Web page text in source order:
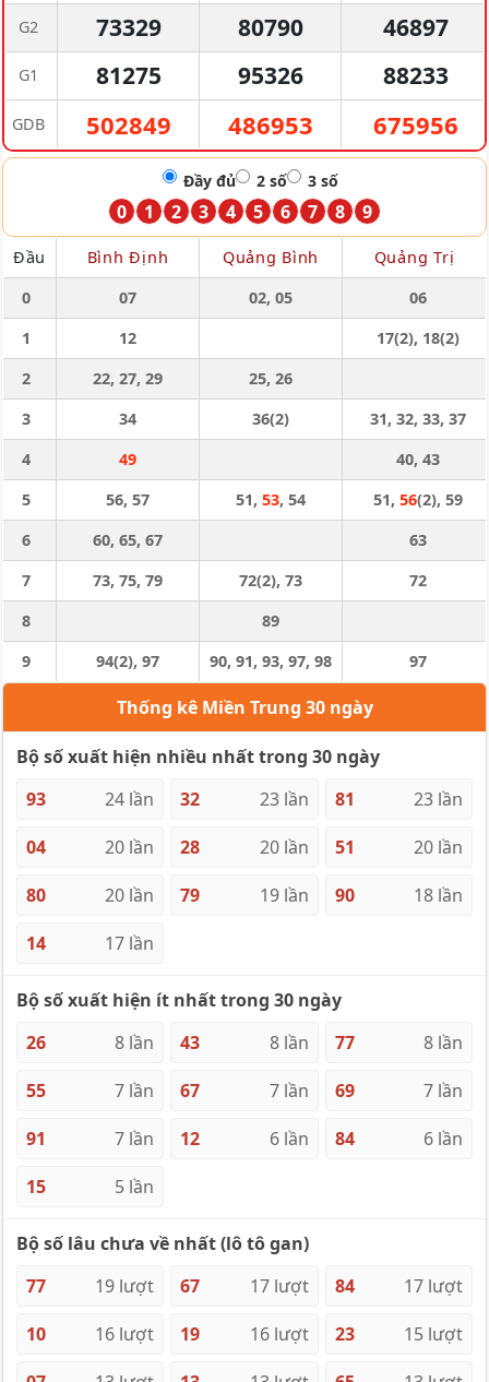
G2 73329 80790 46897
G1 81275 95326 88233
GDB 502849 486953 675956
Đầy đủ 2 số 3 số
0 1 2 3 4 5 6 7 8 9
Đầu Bình Định Quảng Bình
Quảng Trị
0
07 02, 05
06
1
12
17(2), 18(2)
2
22, 27, 29
25, 26
3
34 36(2)
31, 32, 33, 37
4
49
40, 43
5
56, 57 51, 53, 54 51, 56(2), 59
6
60, 65, 67
63
7
73, 75, 79 72(2), 73
72
8
89
9
94(2), 97 90, 91, 93, 97, 98 97
Thống kê Miền Trung 30 ngày
Bộ số xuất hiện nhiều nhất trong 30 ngày
93
24 lần 32 23 lần 81
23 lần
04
20 lần 28 20 lần 51
20 lần
80
20 lần 79 19 lần 90
18 lần
14
17 lần
Bộ số xuất hiện ít nhất trong 30 ngày
26
8 lần 43 8 lần 77
8 lần
55
7 lần 67 7 lần 69
7 lần
91
7 lần 12 6 lần 84
6 lần
15
5 lần
Bộ số lâu chưa về nhất (lô tô gan)
77
19 lượt 67 17 lượt 84
17 lượt
10
16 lượt 19 16 lượt 23
15 lượt